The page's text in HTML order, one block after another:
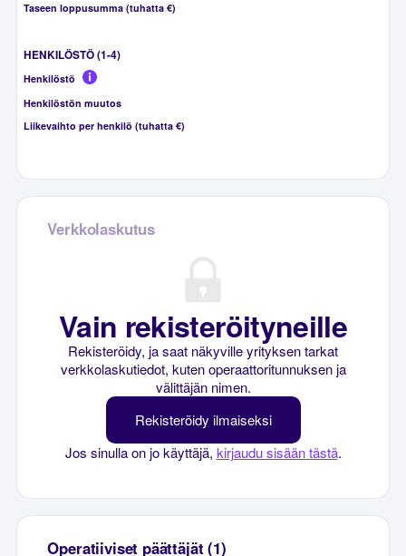
Taseen loppusumma (tuhatta €)
HENKILÖSTÖ (1-4)
Henkilöstö
Henkilöstön muutos
Liikevaihto per henkilö (tuhatta €)
Verkkolaskutus
Vain rekisteröityneille
Rekisteröidy, ja saat näkyville yrityksen tarkat
verkkolaskutiedot, kuten operaattoritunnuksen ja
välittäjän nimen.
Rekisteröidy ilmaiseksi
Jos sinulla on jo käyttäjä, kirjaudu sisään tästä.
Operatiiviset päättäjät (1)